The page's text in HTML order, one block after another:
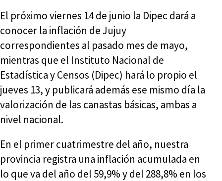
El próximo viernes 14 de junio la Dipec dará a
conocer la inflación de Jujuy
correspondientes al pasado mes de mayo,
mientras que el Instituto Nacional de
Estadística y Censos (Dipec) hará lo propio el
jueves 13, y publicará además ese mismo día la
valorización de las canastas básicas, ambas a
nivel nacional.
En el primer cuatrimestre del año, nuestra
provincia registra una inflación acumulada en
lo que va del año del 59,9% y del 288,8% en los